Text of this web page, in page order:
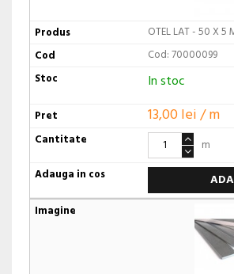
OTEL LAT - 50 X 5
Cod: 70000099
In stoc
13,00 lei / m
m